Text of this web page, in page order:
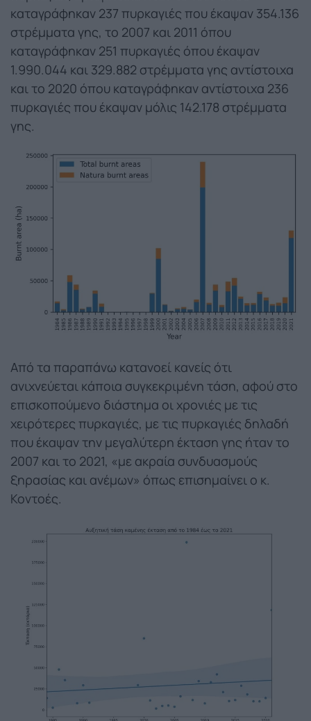
καταγράφηκαν 237 πυρκαγιές που έκαψαν 354.136
στρέμματα γης, το 2007 και 2011 όπου
καταγράφηκαν 251 πυρκαγιές όπου έκαψαν
1.990.044 και 329.882 στρέμματα γης αντίστοιχα
και το 2020 όπου καταγράφηκαν αντίστοιχα 236
πυρκαγιές που έκαψαν μόλις 142.178 στρέμματα
γης.
Από τα παραπάνω κατανοεί κανείς ότι
ανιχνεύεται κάποια συγκεκριμένη τάση, αφού στο
επισκοπούμενο διάστημα οι χρονιές με τις
χειρότερες πυρκαγιές, με τις πυρκαγιές δηλαδή
που έκαψαν την μεγαλύτερη έκταση γης ήταν το
2007 και το 2021, «με ακραία συνδυασμούς
ξηρασίας και ανέμων» όπως επισημαίνει ο κ.
Κοντοές.